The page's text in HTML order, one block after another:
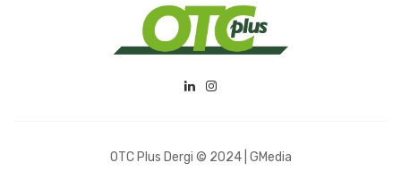
OTC Plus Dergi © 2024 | GMedia